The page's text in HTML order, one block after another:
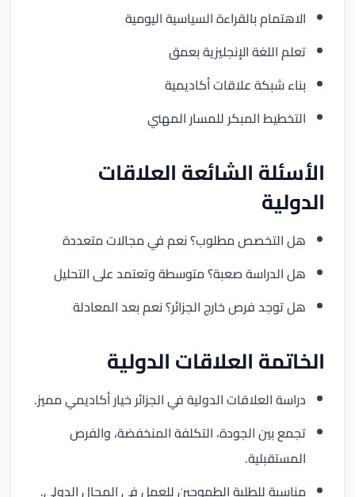
الاهتمام بالقراءة السياسية اليومية
تعلم اللغة الإنجليزية بعمق
بناء شبكة علاقات أكاديمية
التخطيط المبكر للمسار المهني
الأسئلة الشائعة العلاقات
الدولية
هل التخصص مطلوب؟ نعم في مجالات متعددة
هل الدراسة صعبة؟ متوسطة وتعتمد على التحليل
هل توجد فرص خارج الجزائر؟ نعم بعد المعادلة
الخاتمة العلاقات الدولية
دراسة العلاقات الدولية في الجزائر خيار أكاديمي مميز.
تجمع بين الجودة، التكلفة المنخفضة، والفرص
المستقبلية.
مناسبة للطلبة الطموحين للعمل في المجال الدولي.